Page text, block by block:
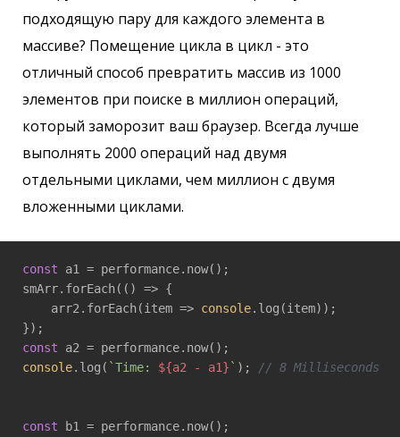
подходящую пару для каждого элемента в
массиве? Помещение цикла в цикл - это
отличный способ превратить массив из 1000
элементов при поиске в миллион операций,
который заморозит ваш браузер. Всегда лучше
выполнять 2000 операций над двумя
отдельными циклами, чем миллион с двумя
вложенными циклами.
const a1 = performance.now();
smArr.forEach( () => {
    arr2.forEach(
item => console.log(item));
const
console.log( `Time: ${a2 - a1}` ); // 8 Milliseconds
const b1 = performance.now();